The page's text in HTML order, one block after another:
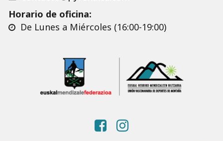
Horario de oficina:
De Lunes a Miércoles (16:00-19:00)